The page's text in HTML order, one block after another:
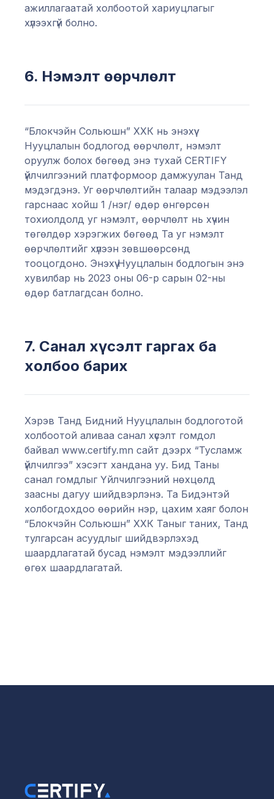
ажиллагаатай холбоотой хариуцлагыг
хүлээхгүй болно.
6. Нэмэлт өөрчлөлт
“Блокчэйн Сольюшн” ХХК нь энэхүү
Нууцлалын бодлогод өөрчлөлт, нэмэлт
оруулж болох бөгөөд энэ тухай CERTIFY
үйлчилгээний платформоор дамжуулан Танд
мэдэгдэнэ. Уг өөрчлөлтийн талаар мэдээлэл
гарснаас хойш 1 /нэг/ өдөр өнгөрсөн
тохиолдолд уг нэмэлт, өөрчлөлт нь хүчин
төгөлдөр хэрэгжих бөгөөд Та уг нэмэлт
өөрчлөлтийг хүлээн зөвшөөрсөнд
тооцогдоно. Энэхүү Нууцлалын бодлогын энэ
хувилбар нь 2023 оны 06-р сарын 02-ны
өдөр батлагдсан болно.
7. Санал хүсэлт гаргах ба
холбоо барих
Хэрэв Танд Бидний Нууцлалын бодлоготой
холбоотой аливаа санал хүсэлт гомдол
байвал www.certify.mn сайт дээрх “Тусламж
үйлчилгээ” хэсэгт хандана уу. Бид Таны
санал гомдлыг Үйлчилгээний нөхцөлд
заасны дагуу шийдвэрлэнэ. Та Бидэнтэй
холбогдохдоо өөрийн нэр, цахим хаяг болон
“Блокчэйн Сольюшн” ХХК Таныг таних, Танд
тулгарсан асуудлыг шийдвэрлэхэд
шаардлагатай бусад нэмэлт мэдээллийг
өгөх шаардлагатай.